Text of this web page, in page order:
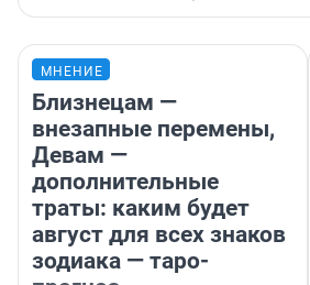
МНЕНИЕ
Близнецам —
внезапные перемены,
Девам —
дополнительные
траты: каким будет
август для всех знаков
зодиака — таро-